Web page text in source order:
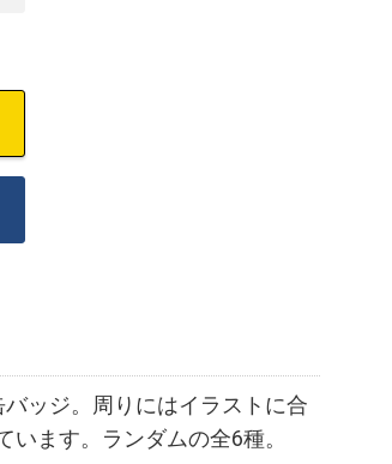
バッジ。周りにはイラストに合
ます。ランダムの全6種。